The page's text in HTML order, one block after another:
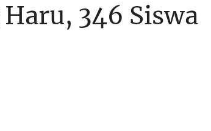
346 Siswa